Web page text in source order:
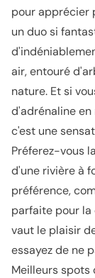
pour apprécier
un duo si
air, entouré
nature. Et si
d'adrénaline en
c'est une
Préferez-vous
d'une rivière à
préférence,
parfaite pour la
vaut le plaisir
essayez de ne
Meilleurs spots